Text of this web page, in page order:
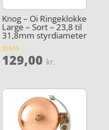
Knog – Oi Ringeklokke
Large – Sort – 23,8 til
31,8mm styrdiameter
Vurderet
4.3
129,00 kr.